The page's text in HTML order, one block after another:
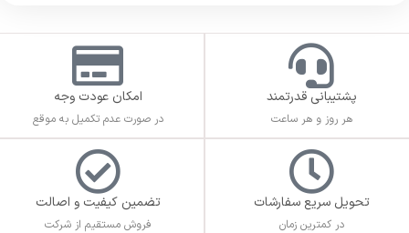
پشتیبانی قدرتمند
هر روز و هر ساعت
امکان عودت وجه
در صورت عدم تکمیل به موقع
تحویل سریع سفارشات
در کمترین زمان
تضمین کیفیت و اصالت
فروش مستقیم از شرکت